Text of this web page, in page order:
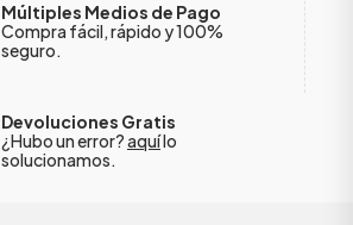
Múltiples Medios de Pago
Compra fácil, rápido y 100%
seguro.
Devoluciones Gratis
¿Hubo un error?aquílo
solucionamos.